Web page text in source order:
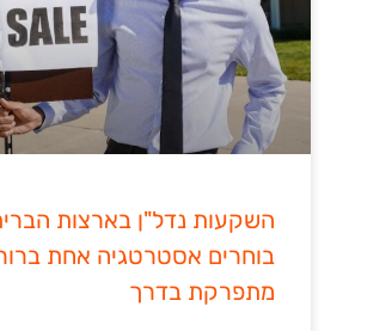
השקעות נדל"ן בארצות
בוחרים אסטרטגיה אחת
מתפרקת בדרך